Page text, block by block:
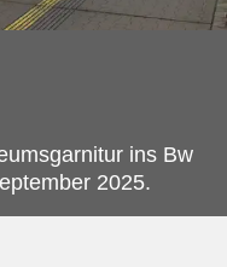
ins Bw
2025.